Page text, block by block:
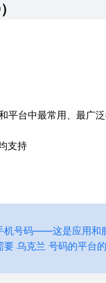
平台中最常用、最广
支持
机号码——这是应用和
乌克兰 号码的平台的